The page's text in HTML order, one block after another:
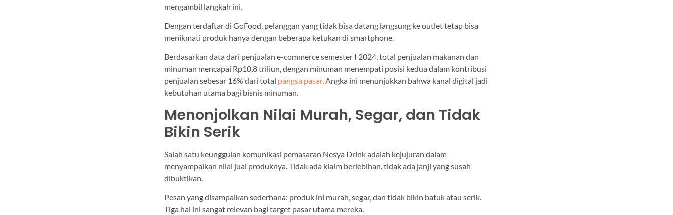
mengambil langkah ini.
Dengan terdaftar di GoFood, pelanggan yang tidak bisa datang langsung ke outlet tetap bisa
menikmati produk hanya dengan beberapa ketukan di smartphone.
Berdasarkan data dari penjualan e-commerce semester I 2024, total penjualan makanan dan
minuman mencapai Rp10,8 triliun, dengan minuman menempati posisi kedua dalam kontribusi
penjualan sebesar 16% dari total pangsa pasar. Angka ini menunjukkan bahwa kanal digital jadi
kebutuhan utama bagi bisnis minuman.
Menonjolkan Nilai Murah, Segar, dan Tidak
Bikin Serik
Salah satu keunggulan komunikasi pemasaran Nesya Drink adalah kejujuran dalam
menyampaikan nilai jual produknya. Tidak ada klaim berlebihan, tidak ada janji yang susah
dibuktikan.
Pesan yang disampaikan sederhana: produk ini murah, segar, dan tidak bikin batuk atau serik.
Tiga hal ini sangat relevan bagi target pasar utama mereka.